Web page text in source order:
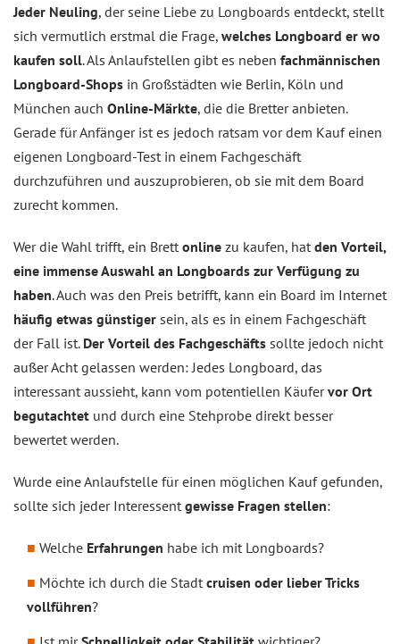
Jeder Neuling, der seine Liebe zu Longboards entdeckt, stellt
sich vermutlich erstmal die Frage, welches Longboard er wo
kaufen soll. Als Anlaufstellen gibt es neben fachmännischen
Longboard-Shops in Großstädten wie Berlin, Köln und
München auch Online-Märkte, die die Bretter anbieten.
Gerade für Anfänger ist es jedoch ratsam vor dem Kauf einen
eigenen Longboard-Test in einem Fachgeschäft
durchzuführen und auszuprobieren, ob sie mit dem Board
zurecht kommen.
Wer die Wahl trifft, ein Brett online zu kaufen, hat den Vorteil,
eine immense Auswahl an Longboards zur Verfügung zu
haben. Auch was den Preis betrifft, kann ein Board im Internet
häufig etwas günstiger sein, als es in einem Fachgeschäft
der Fall ist. Der Vorteil des Fachgeschäfts sollte jedoch nicht
außer Acht gelassen werden: Jedes Longboard, das
interessant aussieht, kann vom potentiellen Käufervor Ort
begutachtet und durch eine Stehprobe direkt besser
bewertet werden.
Wurde eine Anlaufstelle für einen möglichen Kauf gefunden,
sollte sich jeder Interessent gewisse Fragen stellen:
Welche Erfahrungen habe ich mit Longboards?
Möchte ich durch die Stadt cruisen oder lieber Tricks
vollführen?